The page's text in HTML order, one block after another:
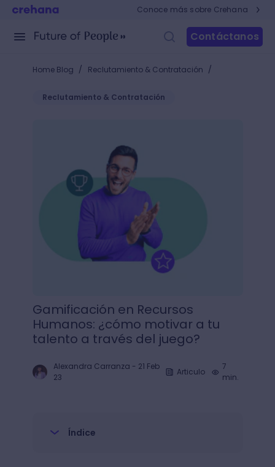
Conoce más sobre Crehana
Contáctanos
Home Blog / Reclutamiento & Contratación /
Reclutamiento & Contratación
Gamificación en Recursos
Humanos: ¿cómo motivar a tu
talento a través del juego?
Alexandra Carranza - 21 Feb
23
Articulo
7
min.
Índice